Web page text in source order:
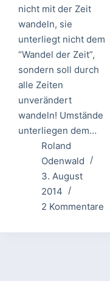
nicht mit der Zeit
wandeln, sie
unterliegt nicht dem
“Wandel der Zeit”,
sondern soll durch
alle Zeiten
unverändert
wandeln! Umstände
unterliegen dem…
Roland
Odenwald
3. August
2014
2 Kommentare